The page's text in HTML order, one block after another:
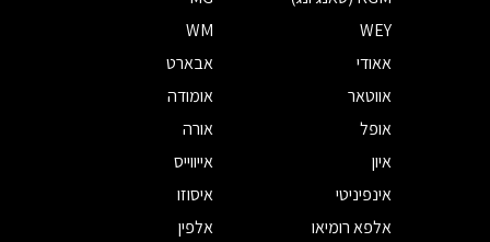
WEY
WM
אאודי
אבארט
אווטאר
אומודה
אופל
אורה
איון
אייווייס
אינפיניטי
איסוזו
אלפא רומיאו
אלפין